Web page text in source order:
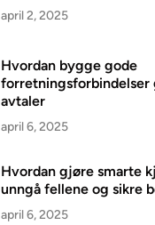
april 2, 2025
Hvordan bygge gode
forretningsforbindelser
avtaler
april 6, 2025
Hvordan gjøre smarte
unngå fellene og sikre
april 6, 2025